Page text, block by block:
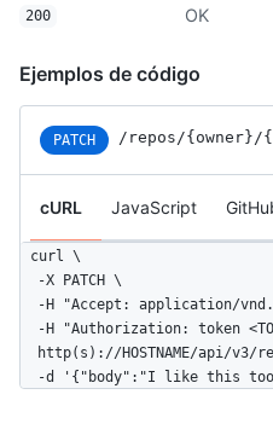
200 OK
Ejemplos de código
PATCH /repos /{owner} /
cURL JavaScript
curl \
  -X PATCH \
-H "Accept: application/
-H "Authorization: token
http(s)://HOSTNAME/api/v3/
-d '{"body":"I like this